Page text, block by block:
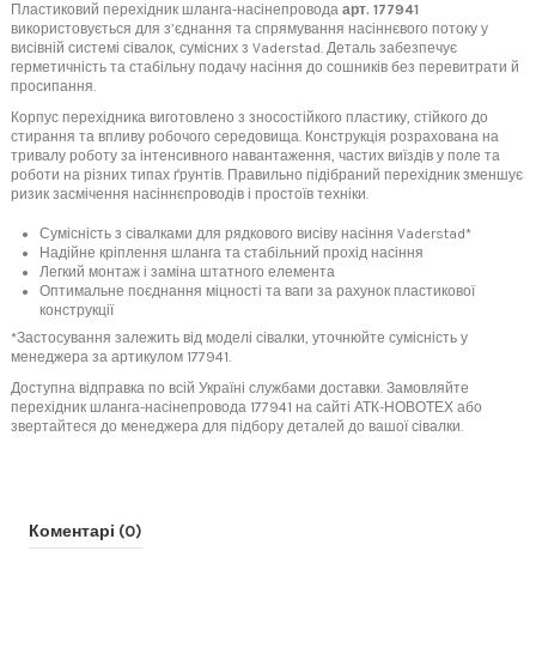
Пластиковий перехідник шланга-насінепровода арт. 177941
використовується для з’єднання та спрямування насіннєвого потоку у
висівній системі сівалок, сумісних з Vaderstad. Деталь забезпечує
герметичність та стабільну подачу насіння до сошників без перевитрати й
просипання.
Корпус перехідника виготовлено з зносостійкого пластику, стійкого до
стирання та впливу робочого середовища. Конструкція розрахована на
тривалу роботу за інтенсивного навантаження, частих виїздів у поле та
роботи на різних типах ґрунтів. Правильно підібраний перехідник зменшує
ризик засмічення насіннєпроводів і простоїв техніки.
Сумісність з сівалками для рядкового висіву насіння Vaderstad*
Надійне кріплення шланга та стабільний прохід насіння
Легкий монтаж і заміна штатного елемента
Оптимальне поєднання міцності та ваги за рахунок пластикової
конструкції
*Застосування залежить від моделі сівалки, уточнюйте сумісність у
менеджера за артикулом 177941.
Доступна відправка по всій Україні службами доставки. Замовляйте
перехідник шланга-насінепровода 177941 на сайті АТК-НОВОТЕХ або
звертайтеся до менеджера для підбору деталей до вашої сівалки.
Коментарі (0)